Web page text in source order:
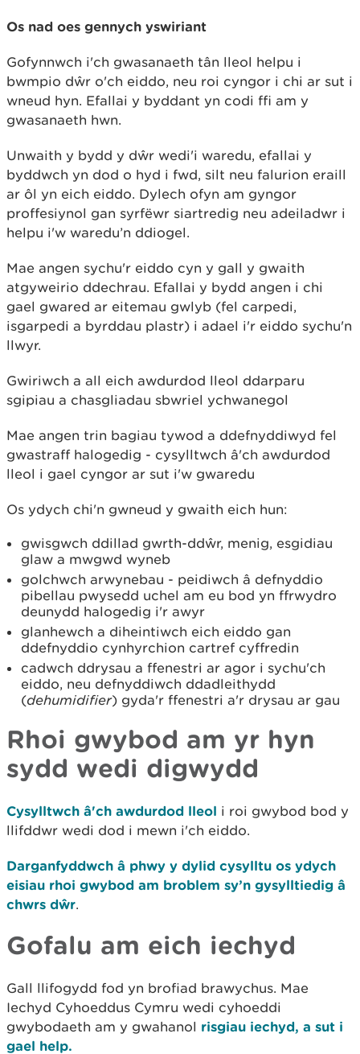
Os nad oes gennych yswiriant
Gofynnwch i'ch gwasanaeth tân lleol helpu i
bwmpio dŵr o'ch eiddo, neu roi cyngor i chi ar sut i
wneud hyn. Efallai y byddant yn codi ffi am y
gwasanaeth hwn.
Unwaith y bydd y dŵr wedi'i waredu, efallai y
byddwch yn dod o hyd i fwd, silt neu falurion eraill
ar ôl yn eich eiddo. Dylech ofyn am gyngor
proffesiynol gan syrfëwr siartredig neu adeiladwr i
helpu i'w waredu’n ddiogel.
Mae angen sychu'r eiddo cyn y gall y gwaith
atgyweirio ddechrau. Efallai y bydd angen i chi
gael gwared ar eitemau gwlyb (fel carpedi,
isgarpedi a byrddau plastr) i adael i'r eiddo sychu'n
llwyr.
Gwiriwch a all eich awdurdod lleol ddarparu
sgipiau a chasgliadau sbwriel ychwanegol
Mae angen trin bagiau tywod a ddefnyddiwyd fel
gwastraff halogedig - cysylltwch â'ch awdurdod
lleol i gael cyngor ar sut i'w gwaredu
Os ydych chi'n gwneud y gwaith eich hun:
gwisgwch ddillad gwrth-ddŵr, menig, esgidiau
glaw a mwgwd wyneb
golchwch arwynebau - peidiwch â defnyddio
pibellau pwysedd uchel am eu bod yn ffrwydro
deunydd halogedig i'r awyr
glanhewch a diheintiwch eich eiddo gan
ddefnyddio cynhyrchion cartref cyffredin
cadwch ddrysau a ffenestri ar agor i sychu'ch
eiddo, neu defnyddiwch ddadleithydd
(dehumidifier) gyda'r ffenestri a'r drysau ar gau
Rhoi gwybod am yr hyn
sydd wedi digwydd
Cysylltwch â'ch awdurdod lleol i roi gwybod bod y
llifddwr wedi dod i mewn i'ch eiddo.
Darganfyddwch â phwy y dylid cysylltu os ydych
eisiau rhoi gwybod am broblem sy’n gysylltiedig â
chwrs dŵr.
Gofalu am eich iechyd
Gall llifogydd fod yn brofiad brawychus. Mae
Iechyd Cyhoeddus Cymru wedi cyhoeddi
gwybodaeth am y gwahanol risgiau iechyd, a sut i
gael help.